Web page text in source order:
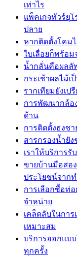
เท่าไร
แพ็คเกจทัวร์ยุโ
ปลาย
หากติดตั้งโคม
ใบเลื่อยก็พร้อ
น้ำกลั่นคือผลลั
กระเช้าผลไม้
รากเทียมยังเป
การพัฒนากล้อ
ด้าน
การติดตั้งธงช
สารกรองน้ำยั
เราให้บริการรั
ขายบ้านมือสอ
ประโยชน์จาก
การเลือกซื้อท่
จำหน่าย
เคล็ดลับในกา
เหมาะสม
บริการออกแบ
ทุกครั้ง